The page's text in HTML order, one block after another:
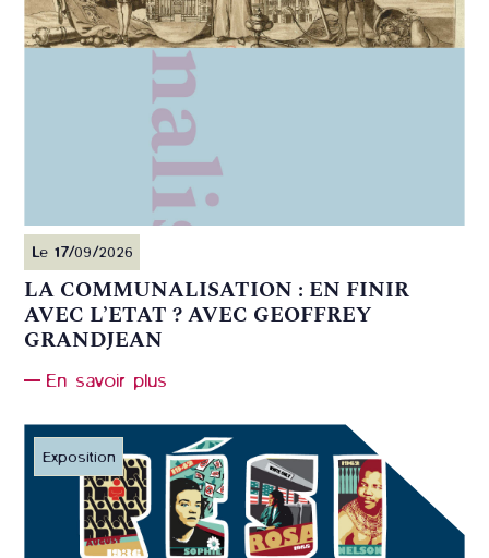
Le 17/09/2026
LA COMMUNALISATION : EN FINIR
AVEC L’ETAT ? AVEC GEOFFREY
GRANDJEAN
En savoir plus
Exposition